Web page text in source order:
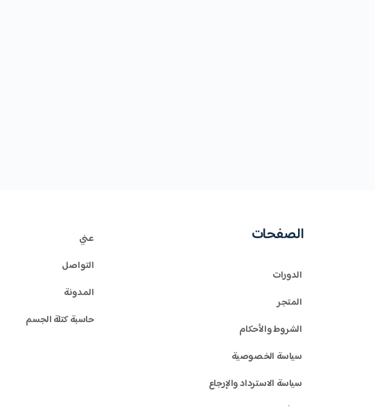
الصفحات
الدورات
المتجر
الشروط والأحكام
سياسة الخصوصية
سياسة الاسترداد والإرجاع
عني
التواصل
المدونة
حاسبة كتلة الجسم